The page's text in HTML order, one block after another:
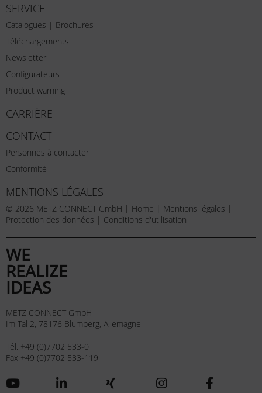
SERVICE
Catalogues | Brochures
Téléchargements
Newsletter
Configurateurs
Product warning
CARRIÈRE
CONTACT
Personnes à contacter
Conformité
MENTIONS LÉGALES
© 2026 METZ CONNECT GmbH | Home | Mentions légales |
Protection des données | Conditions d'utilisation
WE
REALIZE
IDEAS
METZ CONNECT GmbH
Im Tal 2, 78176 Blumberg, Allemagne
Tél. +49 (0)7702 533-0
Fax +49 (0)7702 533-119